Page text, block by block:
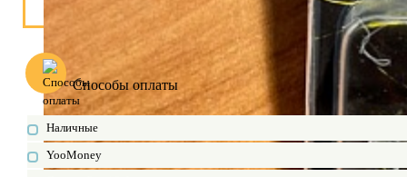
Способы оплаты
Наличные
YooMoney